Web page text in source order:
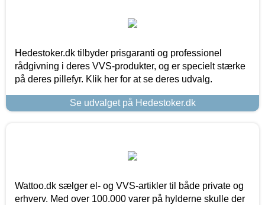
Hedestoker.dk tilbyder prisgaranti og professionel
rådgivning i deres VVS-produkter, og er specielt stærke
på deres pillefyr. Klik her for at se deres udvalg.
Se udvalget på Hedestoker.dk
Wattoo.dk sælger el- og VVS-artikler til både private og
erhverv. Med over 100.000 varer på hylderne skulle der